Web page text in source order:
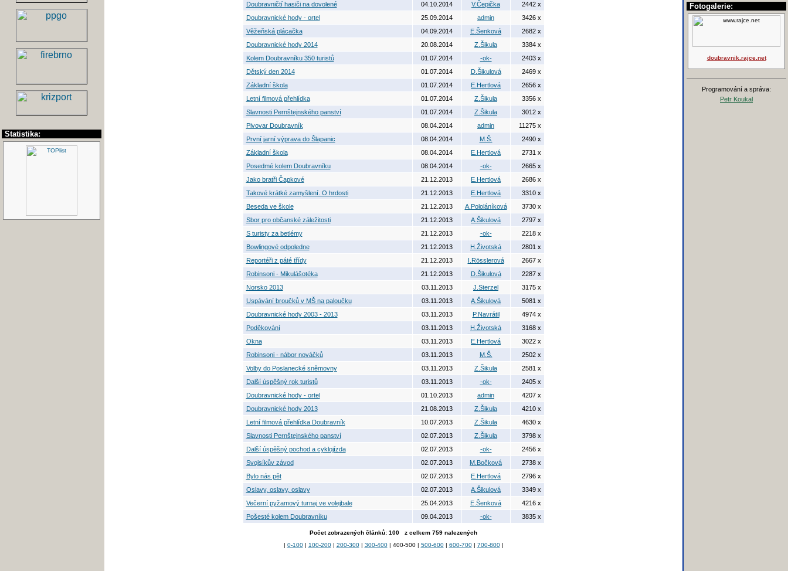
Statistika:
Fotogalerie:
doubravnik.rajce.net
Programování a správa:
Petr Koukal
Doubravničtí hasiči na dovolené
04.10.2014 V.Čepička
2442 x
Doubravnické hody - ortel
25.09.2014 admin
3426 x
Věžeňská plácačka
04.09.2014 E.Šenková
2682 x
Doubravnické hody 2014
20.08.2014 Z.Šikula
3384 x
Kolem Doubravníku 350 turistů
01.07.2014 -ok-
2403 x
Dětský den 2014
01.07.2014 D.Šikulová
2469 x
Základní škola
01.07.2014 E.Hertlová
2656 x
Letní filmová přehlídka
01.07.2014 Z.Šikula
3356 x
Slavnosti Pernštejnského panství
01.07.2014 Z.Šikula
3012 x
Pivovar Doubravník
08.04.2014 admin
11275 x
První jarní výprava do Šlapanic
08.04.2014 M.Š.
2490 x
Základní škola
08.04.2014 E.Hertlová
2731 x
Posedmé kolem Doubravníku
08.04.2014 -ok-
2665 x
Jako bratři Čapkové
21.12.2013 E.Hertlová
2686 x
Takové krátké zamyšlení. O hrdosti
21.12.2013 E.Hertlová
3310 x
Beseda ve škole
21.12.2013 A.Pololáníková
3730 x
Sbor pro občanské záležitosti
21.12.2013 A.Šikulová
2797 x
S turisty za betlémy
21.12.2013 -ok-
2218 x
Bowlingové odpoledne
21.12.2013 H.Životská
2801 x
Reportéři z páté třídy
21.12.2013 I.Rösslerová
2667 x
Robinsoni - Mikulášotéka
21.12.2013 D.Šikulová
2287 x
Norsko 2013
03.11.2013 J.Sterzel
3175 x
Uspávání broučků v MŠ na paloučku
03.11.2013 A.Šikulová
5081 x
Doubravnické hody 2003 - 2013
03.11.2013 P.Navrátil
4974 x
Poděkování
03.11.2013 H.Životská
3168 x
Okna
03.11.2013 E.Hertlová
3022 x
Robinsoni - nábor nováčků
03.11.2013 M.Š.
2502 x
Volby do Poslanecké sněmovny
03.11.2013 Z.Šikula
2581 x
Další úspěšný rok turistů
03.11.2013 -ok-
2405 x
Doubravnické hody - ortel
01.10.2013 admin
4207 x
Doubravnické hody 2013
21.08.2013 Z.Šikula
4210 x
Letní filmová přehlídka Doubravník
10.07.2013 Z.Šikula
4630 x
Slavnosti Pernštejnského panství
02.07.2013 Z.Šikula
3798 x
Další úspěšný pochod a cyklojízda
02.07.2013 -ok-
2456 x
Svojsíkův závod
02.07.2013 M.Bočková
2738 x
Bylo nás pět
02.07.2013 E.Hertlová
2796 x
Oslavy, oslavy, oslavy
02.07.2013 A.Šikulová
3349 x
Večerní pyžamový turnaj ve volejbale
25.04.2013 E.Šenková
4216 x
Pošesté kolem Doubravníku
09.04.2013 -ok- 3835 x
Počet zobrazených článků: 100 z celkem 759 nalezených
| 0-100| 100-200| 200-300| 300-400| 400-500 | 500-600| 600-700| 700-800|